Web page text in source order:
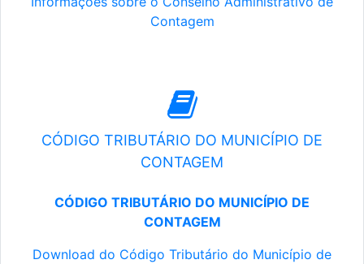
Contagem
CÓDIGO TRIBUTÁRIO DO MUNICÍPIO DE
CONTAGEM
CÓDIGO TRIBUTÁRIO DO MUNICÍPIO DE
CONTAGEM
Download do Código Tributário do Município de